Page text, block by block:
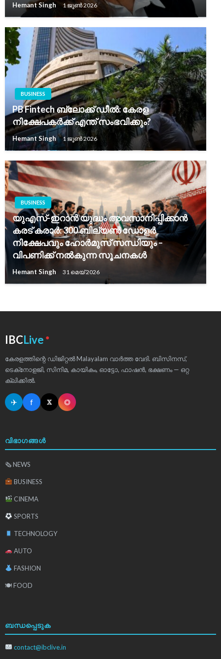
Hemant Singh 1 ജൂൺ 2026
BUSINESS
PB Fintech ബ്ലോക്ക് ഡീൽ: കേരള
നിക്ഷേപകർക്ക് എന്ത് സംഭവിക്കും?
Hemant Singh 1 ജൂൺ 2026
BUSINESS
യുഎസ്-ഇറാൻ യുദ്ധം അവസാനിപ്പിക്കാൻ
കരട് കരാർ: 300 ബില്യൺ ഡോളർ
നിക്ഷേപവും ഹോർമുസ് സന്ധിയും –
വിപണിക്ക് നൽകുന്ന സൂചനകൾ
Hemant Singh 31 മെയ്‌ 2026
IBCLive ●
കേരളത്തിന്റെ ഡിജിറ്റൽ Malayalam വാർത്ത വേദി. ബിസിനസ്,
ടെക്‌നോളജി, സിനിമ, കായികം, ഓട്ടോ, ഫാഷൻ, ഭക്ഷണം — ഒറ്റ
ക്ലിക്കിൽ.
✈ f 𝕏 ◎
വിഭാഗങ്ങൾ
🗞 NEWS
BUSINESS
CINEMA
SPORTS
TECHNOLOGY
AUTO
FASHION
🍽 FOOD
ബന്ധപ്പെടുക
contact@ibclive.in